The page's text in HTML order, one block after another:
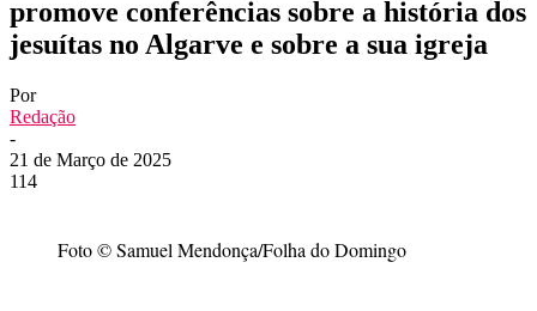
promove conferências sobre a história dos
jesuítas no Algarve e sobre a sua igreja
Por
Redação
-
21 de Março de 2025
114
Foto © Samuel Mendonça/Folha do Domingo